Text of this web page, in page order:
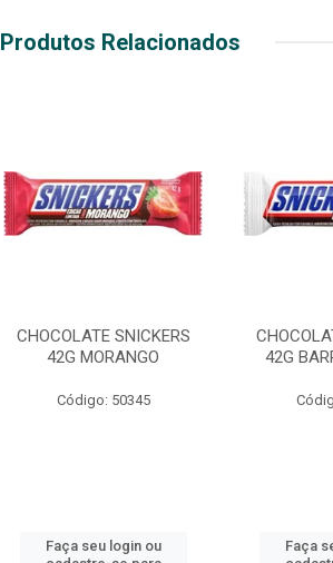
Produtos Relacionados
CHOCOLATE SNICKERS
42G MORANGO
Código: 50345
Faça seu login ou
42G
Faça